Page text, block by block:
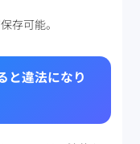
存可能。
と違法になり